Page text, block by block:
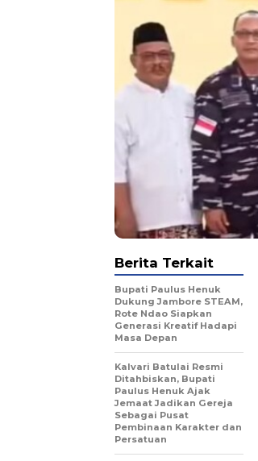
Berita Terkait
Bupati Paulus Henuk
Dukung Jambore STEAM,
Rote Ndao Siapkan
Generasi Kreatif Hadapi
Masa Depan
Kalvari Batulai Resmi
Ditahbiskan, Bupati
Paulus Henuk Ajak
Jemaat Jadikan Gereja
Sebagai Pusat
Pembinaan Karakter dan
Persatuan